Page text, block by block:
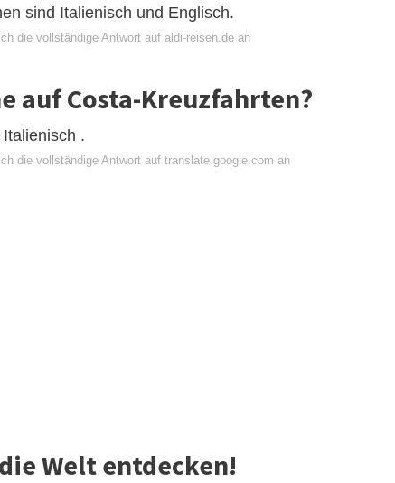
sind Italienisch und Englisch.
die vollständige Antwort auf aldi-reisen.de an
auf Costa-Kreuzfahrten?
.
die vollständige Antwort auf translate.google.com an
Welt entdecken!